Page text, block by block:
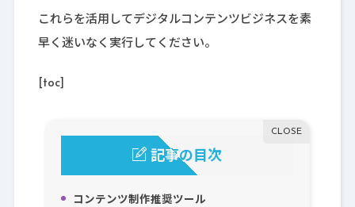
これらを活用してデジタルコンテンツビジネスを素
早く迷いなく実行してください。
[toc]
記事の目次
コンテンツ制作推奨ツール